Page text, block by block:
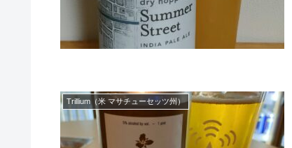
Trillium（米 マサチューセッツ州）